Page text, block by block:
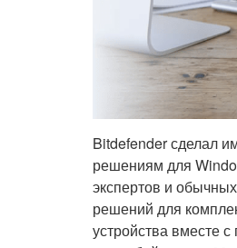
Bitdefender сделал
решениям для
экспертов и
решений для
устройства вместе